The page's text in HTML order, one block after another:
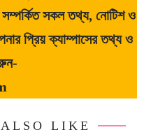
সম্পর্কিত সকল তথ্য, নোটিশ ও
প্রিয় ক্যাম্পাসের তথ্য ও
LIKE